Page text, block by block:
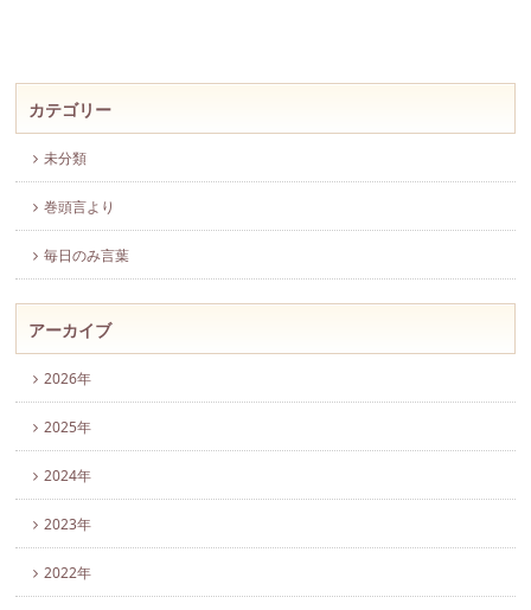
カテゴリー
未分類
巻頭言より
毎日のみ言葉
アーカイブ
2026年
2025年
2024年
2023年
2022年